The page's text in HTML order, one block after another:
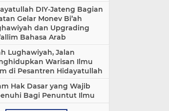
DIY-Jateng Bagian
Gelar Monev Bi’ah
dan Upgrading
Bahasa Arab
Lughawiyah, Jalan
Warisan Ilmu
di Pesantren Hidayatullah
Hak Dasar yang Wajib
Bagi Penuntut Ilmu